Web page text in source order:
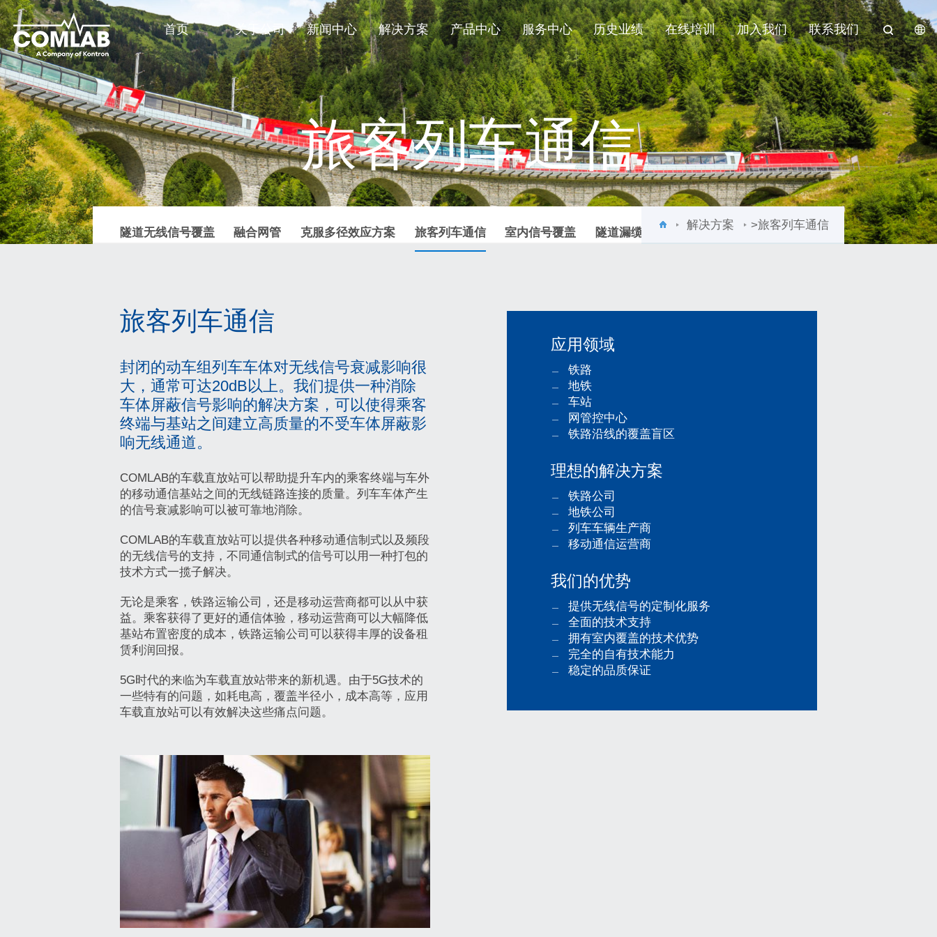
首页 关于公司 新闻中心 解决方案 产品中心 服务中心 历史业绩 在线培训 加入我们 联系我们
旅客列车通信
隧道无线信号覆盖 融合网管 克服多径效应方案 旅客列车通信 室内信号覆盖 隧道漏缆监测
解决方案 >旅客列车通信
旅客列车通信
封闭的动车组列车车体对无线信号衰减影响很
大，通常可达20dB以上。我们提供一种消除
车体屏蔽信号影响的解决方案，可以使得乘客
终端与基站之间建立高质量的不受车体屏蔽影
响无线通道。
COMLAB的车载直放站可以帮助提升车内的乘客终端与车外
的移动通信基站之间的无线链路连接的质量。列车车体产生
的信号衰减影响可以被可靠地消除。
COMLAB的车载直放站可以提供各种移动通信制式以及频段
的无线信号的支持，不同通信制式的信号可以用一种打包的
技术方式一揽子解决。
无论是乘客，铁路运输公司，还是移动运营商都可以从中获
益。乘客获得了更好的通信体验，移动运营商可以大幅降低
基站布置密度的成本，铁路运输公司可以获得丰厚的设备租
赁利润回报。
5G时代的来临为车载直放站带来的新机遇。由于5G技术的
一些特有的问题，如耗电高，覆盖半径小，成本高等，应用
车载直放站可以有效解决这些痛点问题。
应用领域
铁路
地铁
车站
网管控中心
铁路沿线的覆盖盲区
理想的解决方案
铁路公司
地铁公司
列车车辆生产商
移动通信运营商
我们的优势
提供无线信号的定制化服务
全面的技术支持
拥有室内覆盖的技术优势
完全的自有技术能力
稳定的品质保证